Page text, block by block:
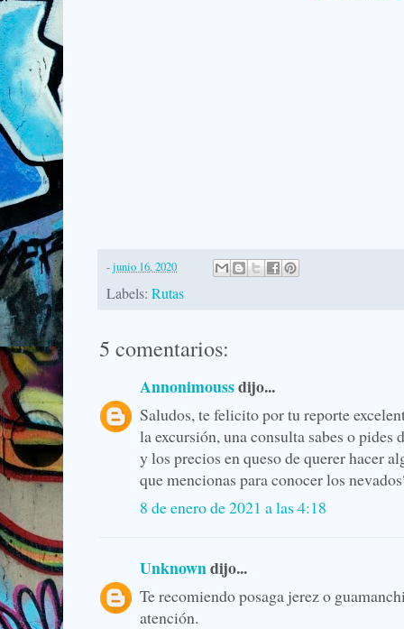
-junio 16, 2020
Labels: Rutas
5 comentarios:
Annonimoussdijo...
Saludos, te felicito por tu reporte
la excursión, una consulta sabes o pides
y los precios en queso de querer hacer
que mencionas para conocer los
8 de enero de 2021 a las 4:18
Unknowndijo...
Te recomiendo posaga jerez o
atención.